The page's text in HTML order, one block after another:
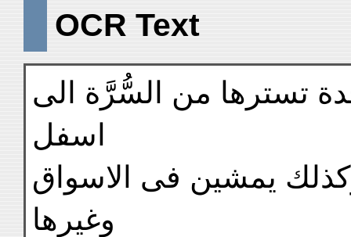
OCR Text
تسترها من السُّرَّة الى
اسفل
يمشين فى الاسواق
وغيرها